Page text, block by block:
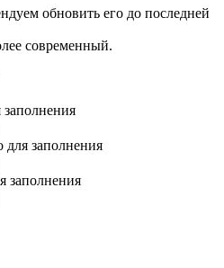
обновить его до последней
современный.
заполнения
для заполнения
заполнения